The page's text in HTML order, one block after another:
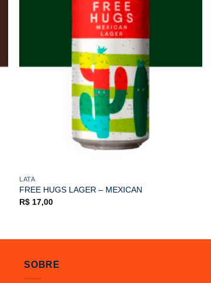
LATA
FREE HUGS LAGER – MEXICAN
R$ 17,00
SOBRE